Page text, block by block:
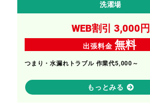
洗濯場
WEB割引 3,000円
出張料金 無料
つまり・水漏れトラブル 作業代5,000～
もっとみる